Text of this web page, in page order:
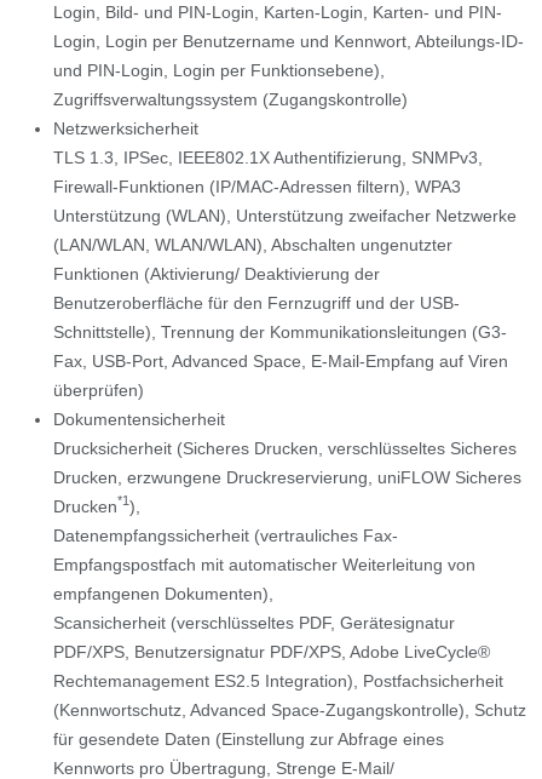
Login, Bild- und PIN-Login, Karten-Login, Karten- und PIN-
Login, Login per Benutzername und Kennwort, Abteilungs-ID-
und PIN-Login, Login per Funktionsebene),
Zugriffsverwaltungssystem (Zugangskontrolle)
Netzwerksicherheit
TLS 1.3, IPSec, IEEE802.1X Authentifizierung, SNMPv3,
Firewall-Funktionen (IP/MAC-Adressen filtern), WPA3
Unterstützung (WLAN), Unterstützung zweifacher Netzwerke
(LAN/WLAN, WLAN/WLAN), Abschalten ungenutzter
Funktionen (Aktivierung/ Deaktivierung der
Benutzeroberfläche für den Fernzugriff und der USB-
Schnittstelle), Trennung der Kommunikationsleitungen (G3-
Fax, USB-Port, Advanced Space, E-Mail-Empfang auf Viren
überprüfen)
Dokumentensicherheit
Drucksicherheit (Sicheres Drucken, verschlüsseltes Sicheres
Drucken, erzwungene Druckreservierung, uniFLOW Sicheres
Drucken*1 ),
Datenempfangssicherheit (vertrauliches Fax-
Empfangspostfach mit automatischer Weiterleitung von
empfangenen Dokumenten),
Scansicherheit (verschlüsseltes PDF, Gerätesignatur
PDF/XPS, Benutzersignatur PDF/XPS, Adobe LiveCycle®
Rechtemanagement ES2.5 Integration), Postfachsicherheit
(Kennwortschutz, Advanced Space-Zugangskontrolle), Schutz
für gesendete Daten (Einstellung zur Abfrage eines
Kennworts pro Übertragung, Strenge E-Mail/